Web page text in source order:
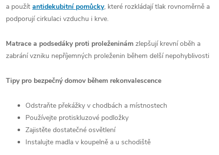
a použít antidekubitní pomůcky, které rozkládají tlak rovnoměrně a
podporují cirkulaci vzduchu i krve.
Matrace a podsedáky proti proleženinám zlepšují krevní oběh a
zabrání vzniku nepříjemných proleženin během delší nepohyblivosti
Tipy pro bezpečný domov během rekonvalescence
Odstraňte překážky v chodbách a místnostech
Používejte protiskluzové podložky
Zajistěte dostatečné osvětlení
Instalujte madla v koupelně a u schodiště